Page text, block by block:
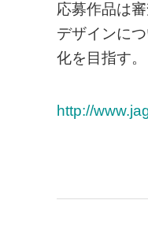
応募作品は
デザインに
化を目指す。
http://